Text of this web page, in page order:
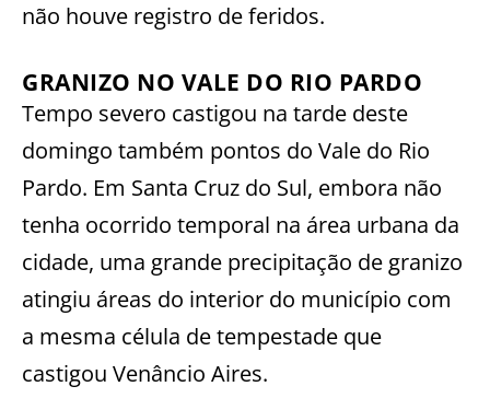
não houve registro de feridos.
GRANIZO NO VALE DO RIO PARDO
Tempo severo castigou na tarde deste
domingo também pontos do Vale do Rio
Pardo. Em Santa Cruz do Sul, embora não
tenha ocorrido temporal na área urbana da
cidade, uma grande precipitação de granizo
atingiu áreas do interior do município com
a mesma célula de tempestade que
castigou Venâncio Aires.